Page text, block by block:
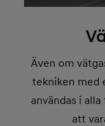
Även om
tekniken med
användas i
att